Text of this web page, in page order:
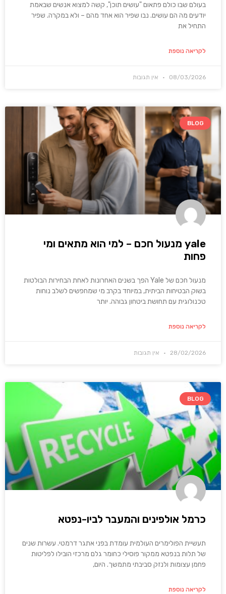
בעולם שבו כולם פתאום "עושים תוכן", קשה למצוא אנשים שבאמת
יודעים מה הם עושים. נבו שפיר הוא אחד מהם – ולא במקרה. שפיר
התחיל את
לקריאה נוספת
08/03/2026 אין תגובות
BLOG
yale מנעול חכם – למי הוא מתאים ומי
פחות
מנעול חכם של Yale הפך בשנים האחרונות לאחת הבחירות הבולטות
בשוק הבטיחות הביתית, במיוחד בקרב מי שמחפשים לשלב נוחות
טכנולוגית עם תחושת ביטחון גבוהה. יותר
לקריאה נוספת
28/02/2026 אין תגובות
BLOG
כרמל אולפינים והמעבר לביו-נפטא
תעשיית הפולימרים העולמית עומדת בפני אתגר דרמטי. עשרות שנים
של תלות בנפטא ממקור פוסילי כחומר גלם מרכזי הובילו לפליטות
פחמן עצומות ולנזק סביבתי מתמשך. היום,
לקריאה נוספת